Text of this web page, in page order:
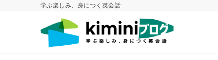
学ぶ楽しみ、身につく英会話